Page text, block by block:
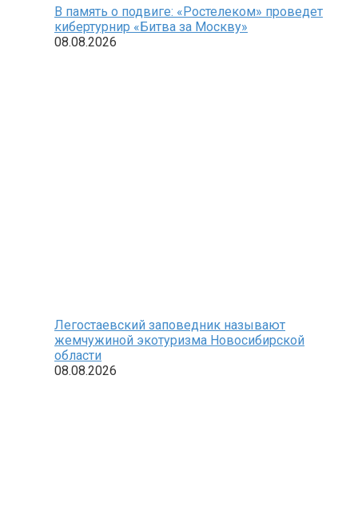
В память о подвиге: «Ростелеком» проведет
кибертурнир «Битва за Москву»
08.08.2026
Легостаевский заповедник называют
жемчужиной экотуризма Новосибирской
области
08.08.2026